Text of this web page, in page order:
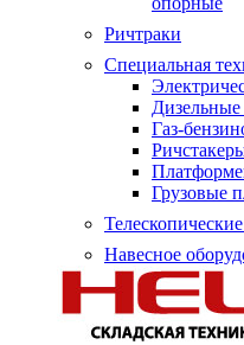
Ричтраки
Специальная
Дизельные
Газ-
Грузовые
Навесное